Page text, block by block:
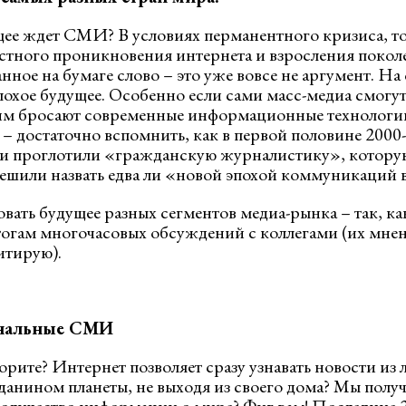
ждет СМИ? В условиях перманентного кризиса,
проникновения интернета и взросления
на бумаге слово – это уже вовсе не аргумент.
будущее. Особенно если сами масс-медиа
бросают современные информационные
достаточно вспомнить, как в первой половине
«гражданскую журналистику»,
назвать едва ли «новой эпохой коммуникаций
будущее разных сегментов медиа-рынка – так,
многочасовых обсуждений с коллегами (их
СМИ
Интернет позволяет сразу узнавать новости
планеты, не выходя из своего дома? Мы